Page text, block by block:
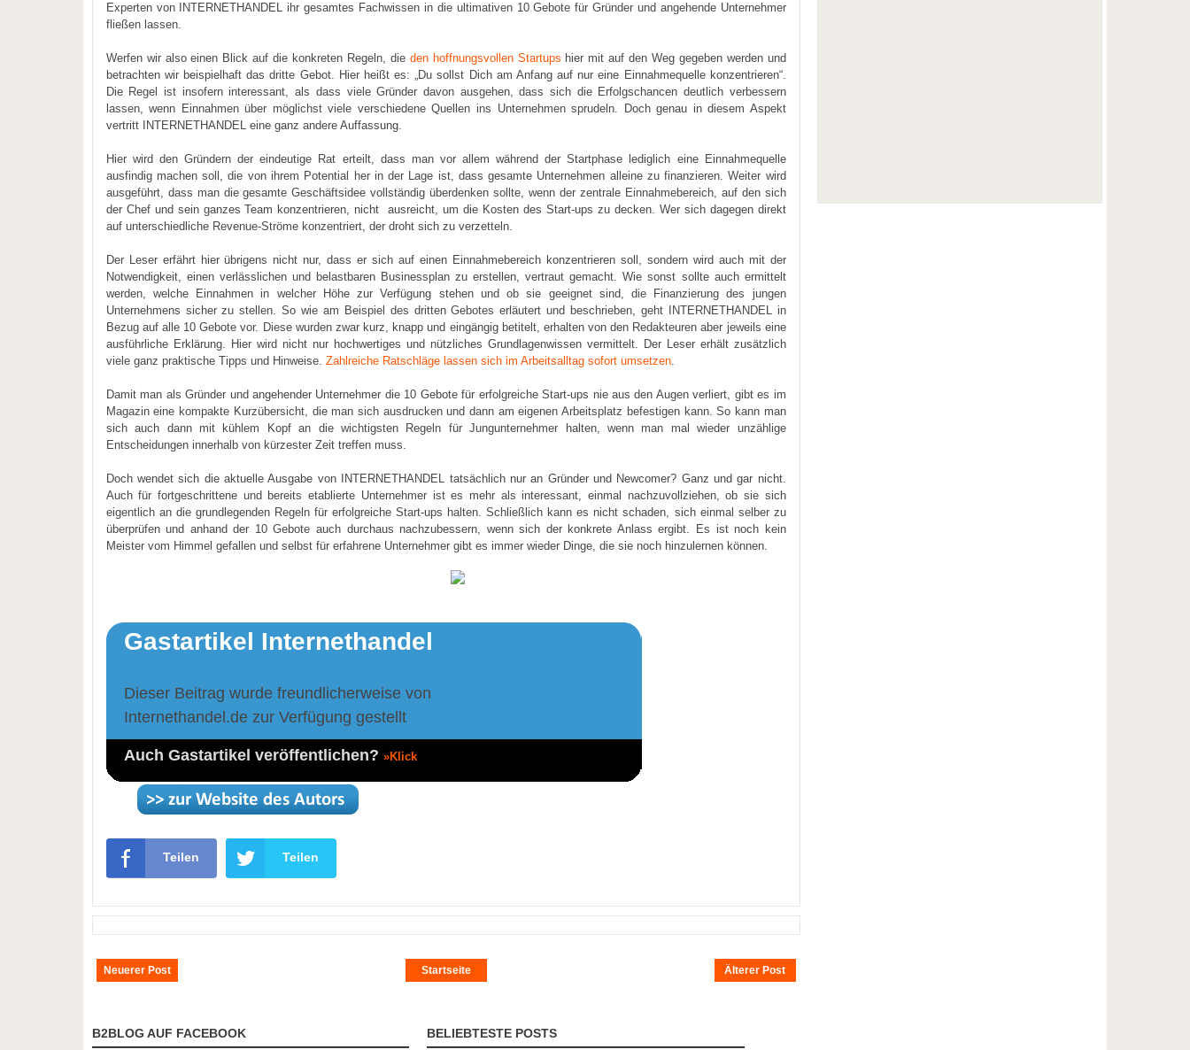
Experten von INTERNETHANDEL ihr gesamtes Fachwissen in die ultimativen 10 Gebote für Gründer und angehende Unternehmer
fließen lassen.
Werfen wir also einen Blick auf die konkreten Regeln, die den hoffnungsvollen Startups hier mit auf den Weg gegeben werden und
betrachten wir beispielhaft das dritte Gebot. Hier heißt es: „Du sollst Dich am Anfang auf nur eine Einnahmequelle konzentrieren“.
Die Regel ist insofern interessant, als dass viele Gründer davon ausgehen, dass sich die Erfolgschancen deutlich verbessern
lassen, wenn Einnahmen über möglichst viele verschiedene Quellen ins Unternehmen sprudeln. Doch genau in diesem Aspekt
vertritt INTERNETHANDEL eine ganz andere Auffassung.
Hier wird den Gründern der eindeutige Rat erteilt, dass man vor allem während der Startphase lediglich eine Einnahmequelle
ausfindig machen soll, die von ihrem Potential her in der Lage ist, dass gesamte Unternehmen alleine zu finanzieren. Weiter wird
ausgeführt, dass man die gesamte Geschäftsidee vollständig überdenken sollte, wenn der zentrale Einnahmebereich, auf den sich
der Chef und sein ganzes Team konzentrieren, nicht ausreicht, um die Kosten des Start-ups zu decken. Wer sich dagegen direkt
auf unterschiedliche Revenue-Ströme konzentriert, der droht sich zu verzetteln.
Der Leser erfährt hier übrigens nicht nur, dass er sich auf einen Einnahmebereich konzentrieren soll, sondern wird auch mit der
Notwendigkeit, einen verlässlichen und belastbaren Businessplan zu erstellen, vertraut gemacht. Wie sonst sollte auch ermittelt
werden, welche Einnahmen in welcher Höhe zur Verfügung stehen und ob sie geeignet sind, die Finanzierung des jungen
Unternehmens sicher zu stellen. So wie am Beispiel des dritten Gebotes erläutert und beschrieben, geht INTERNETHANDEL in
Bezug auf alle 10 Gebote vor. Diese wurden zwar kurz, knapp und eingängig betitelt, erhalten von den Redakteuren aber jeweils eine
ausführliche Erklärung. Hier wird nicht nur hochwertiges und nützliches Grundlagenwissen vermittelt. Der Leser erhält zusätzlich
viele ganz praktische Tipps und Hinweise. Zahlreiche Ratschläge lassen sich im Arbeitsalltag sofort umsetzen.
Damit man als Gründer und angehender Unternehmer die 10 Gebote für erfolgreiche Start-ups nie aus den Augen verliert, gibt es im
Magazin eine kompakte Kurzübersicht, die man sich ausdrucken und dann am eigenen Arbeitsplatz befestigen kann. So kann man
sich auch dann mit kühlem Kopf an die wichtigsten Regeln für Jungunternehmer halten, wenn man mal wieder unzählige
Entscheidungen innerhalb von kürzester Zeit treffen muss.
Doch wendet sich die aktuelle Ausgabe von INTERNETHANDEL tatsächlich nur an Gründer und Newcomer? Ganz und gar nicht.
Auch für fortgeschrittene und bereits etablierte Unternehmer ist es mehr als interessant, einmal nachzuvollziehen, ob sie sich
eigentlich an die grundlegenden Regeln für erfolgreiche Start-ups halten. Schließlich kann es nicht schaden, sich einmal selber zu
überprüfen und anhand der 10 Gebote auch durchaus nachzubessern, wenn sich der konkrete Anlass ergibt. Es ist noch kein
Meister vom Himmel gefallen und selbst für erfahrene Unternehmer gibt es immer wieder Dinge, die sie noch hinzulernen können.
Gastartikel Internethandel
Dieser Beitrag wurde freundlicherweise von
Internethandel.de zur Verfügung gestellt
Auch Gastartikel veröffentlichen? »Klick
Teilen Teilen
Neuerer Post Älterer Post
Startseite
B2BLOG AUF FACEBOOK BELIEBTESTE POSTS